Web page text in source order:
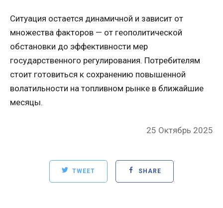
Ситуация остается динамичной и зависит от
множества факторов — от геополитической
обстановки до эффективности мер
государственного регулирования. Потребителям
стоит готовиться к сохранению повышенной
волатильности на топливном рынке в ближайшие
месяцы.
Posted
25 Октябрь 2025
TWEET SHARE